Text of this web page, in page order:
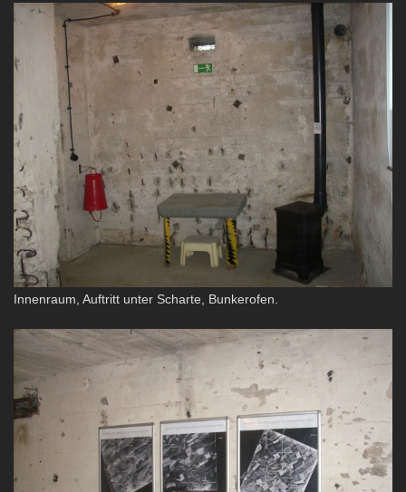
Innenraum, Auftritt unter Scharte, Bunkerofen.